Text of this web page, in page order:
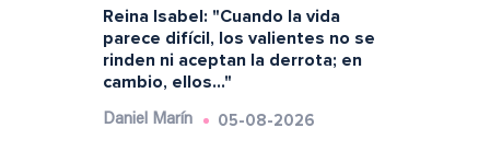
Reina Isabel: "Cuando la vida
parece difícil, los valientes no se
rinden ni aceptan la derrota; en
cambio, ellos..."
Daniel Marín 05-08-2026